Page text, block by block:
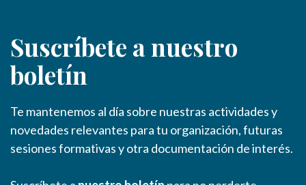
Suscríbete a nuestro
boletín
Te mantenemos al día sobre nuestras actividades y
novedades relevantes para tu organización, futuras
sesiones formativas y otra documentación de interés.